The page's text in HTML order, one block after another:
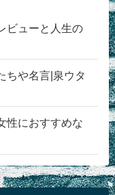
ビューと人生の
ちや名言|泉ウタ
性におすすめな